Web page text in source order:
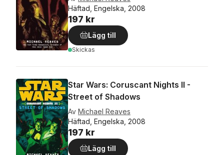
Häftad, Engelska, 2008
197 kr
Lägg till
Skickas
Star Wars: Coruscant Nights II -
Street of Shadows
Av Michael Reaves
Häftad, Engelska, 2008
197 kr
Lägg till